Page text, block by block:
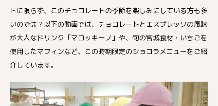
トに限らず、このチョコレートの季節を楽しみにしている方も多
いのでは？以下の動画では、チョコレートとエスプレッソの風味
が大人なドリンク「マロッキーノ」や、旬の宮城食材・いちごを
使用したマフィンなど、この時期限定のショコラメニューをご紹
介しています。